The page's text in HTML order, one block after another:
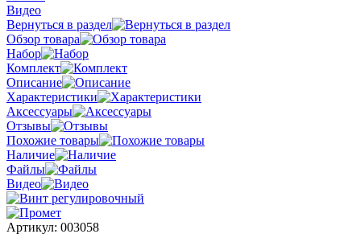
Видео
Вернуться в раздел
Обзор товара
Набор
Комплект
Описание
Характеристики
Аксессуары
Отзывы
Похожие товары
Наличие
Файлы
Видео
Артикул: 003058